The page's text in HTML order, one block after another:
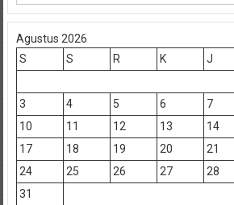
Agustus 2026
S
S R K J
3
4 5 6 7
10
11 12 13 14
17
18 19 20 21
24
25 26 27 28
31